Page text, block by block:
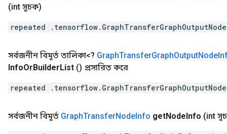
(int সূচক)
repeated
সর্বজনীন বিমূর্ত তালিকা<? GraphTransferGraphOutputNode
InfoOrBuilderList () প্রসারিত করে
repeated
সর্বজনীন বিমূর্ত GraphTransferNodeInfo getNodeInfo (int